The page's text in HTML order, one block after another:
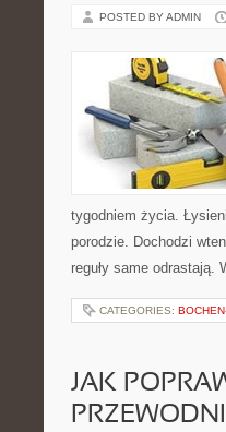
POSTED BY ADMIN
tygodniem życia.
porodzie. Dochodzi
reguły same odrastają.
CATEGORIES:
JAK